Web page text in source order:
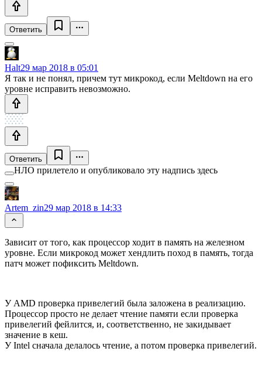
Ответить
Halt29 мар 2018 в 05:01
Я так и не понял, причем тут микрокод, если Meltdown на его
уровне исправить невозможно.
Ответить
НЛО прилетело и опубликовало эту надпись здесь
Artem_zin29 мар 2018 в 14:33
Зависит от того, как процессор ходит в память на железном
уровне. Если микрокод может хендлить поход в память, тогда
патч может пофиксить Meltdown.
У AMD проверка привелегий была заложена в реализацию.
Процессор просто не делает чтение памяти если проверка
привелегий фейлится, и, соответственно, не закидывает
значение в кеш.
У Intel сначала делалось чтение, а потом проверка привелегий.